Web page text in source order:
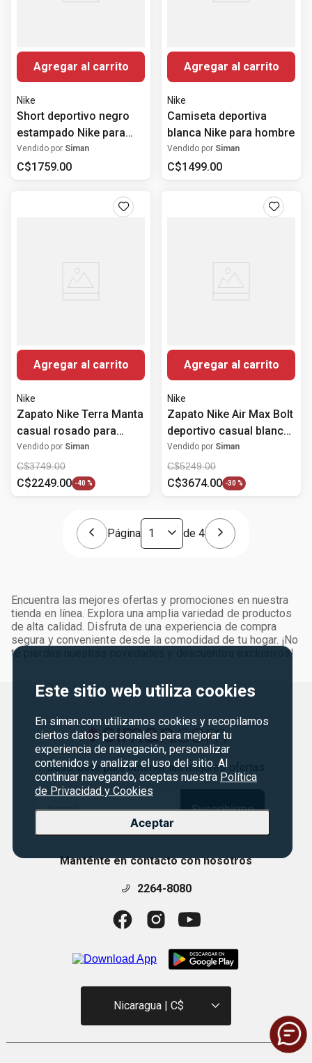
Este sitio web utiliza cookies
En siman.com utilizamos cookies y recopilamos
ciertos datos personales para mejorar tu
experiencia de navegación, personalizar
contenidos y analizar el uso del sitio. Al
continuar navegando, aceptas nuestra Política
de Privacidad y Cookies
Aceptar
Agregar al carrito
Nike
Short deportivo negro
estampado Nike para
hombre
Vendido por Siman
C$1759.00
Agregar al carrito
Nike
Camiseta deportiva
blanca Nike para hombre
Vendido por Siman
C$1499.00
Agregar al carrito
Nike
Zapato Nike Terra Manta
casual rosado para
mujer
Vendido por Siman
C$3749.00
C$2249.00 -40 %
Agregar al carrito
Nike
Zapato Nike Air Max Bolt
deportivo casual blanco
para hombre
Vendido por Siman
C$5249.00
C$3674.00 -30 %
Página de 4
Encuentra las mejores ofertas y promociones en nuestra
tienda en línea. Explora una amplia variedad de productos
de alta calidad. Disfruta de una experiencia de compra
segura y conveniente desde la comodidad de tu hogar. ¡No
te pierdas nuestras novedades y descuentos exclusivos!
Suscríbete para obtener las mejores ofertas
Suscribirme
Manténte en contacto con nosotros
2264-8080
Nicaragua | C$